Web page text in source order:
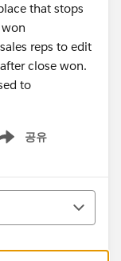
that stops
reps to edit
close won.
to
공유
menu